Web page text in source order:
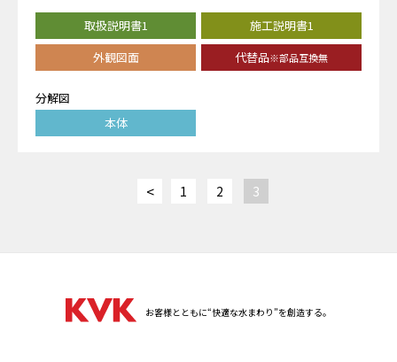
取扱説明書1
施工説明書1
外観図面
代替品※部品互換無
分解図
本体
< 1 2 3
お客様とともに“快適な水まわり”を創造する。